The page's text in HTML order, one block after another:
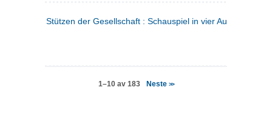
Stützen der Gesellschaft : Schauspiel in vier Aufzügen
1–10 av 183 Neste >>